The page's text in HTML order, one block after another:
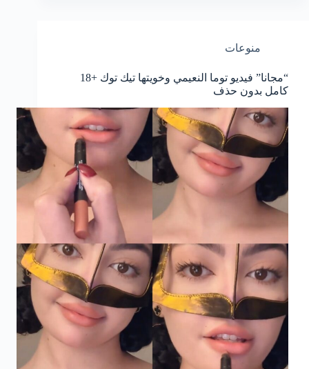
منوعات
“مجانا” فيديو توما النعيمي وخويتها تيك توك +18
كامل بدون حذف